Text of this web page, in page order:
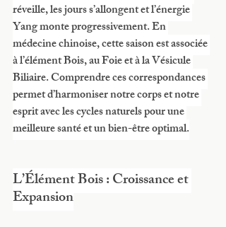
réveille, les jours s’allongent et l’énergie
Yang monte progressivement. En
médecine chinoise, cette saison est associée
à l’élément Bois, au Foie et à la Vésicule
Biliaire. Comprendre ces correspondances
permet d’harmoniser notre corps et notre
esprit avec les cycles naturels pour une
meilleure santé et un bien-être optimal.
L’Élément Bois : Croissance et
Expansion